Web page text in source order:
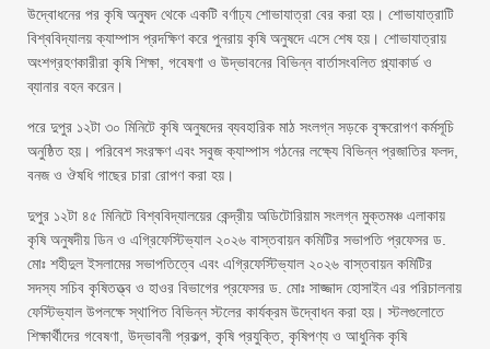
উদ্বোধনের পর কৃষি অনুষদ থেকে একটি বর্ণাঢ্য শোভাযাত্রা বের করা হয়। শোভাযাত্রাটি
বিশ্ববিদ্যালয় ক্যাম্পাস প্রদক্ষিণ করে পুনরায় কৃষি অনুষদে এসে শেষ হয়। শোভাযাত্রায়
অংশগ্রহণকারীরা কৃষি শিক্ষা, গবেষণা ও উদ্ভাবনের বিভিন্ন বার্তাসংবলিত প্ল্যাকার্ড ও
ব্যানার বহন করেন।
পরে দুপুর ১২টা ৩০ মিনিটে কৃষি অনুষদের ব্যবহারিক মাঠ সংলগ্ন সড়কে বৃক্ষরোপণ কর্মসূচি
অনুষ্ঠিত হয়। পরিবেশ সংরক্ষণ এবং সবুজ ক্যাম্পাস গঠনের লক্ষ্যে বিভিন্ন প্রজাতির ফলদ,
বনজ ও ঔষধি গাছের চারা রোপণ করা হয়।
দুপুর ১২টা ৪৫ মিনিটে বিশ্ববিদ্যালয়ের কেন্দ্রীয় অডিটোরিয়াম সংলগ্ন মুক্তমঞ্চ এলাকায়
কৃষি অনুষদীয় ডিন ও এগ্রিফেস্টিভ্যাল ২০২৬ বাস্তবায়ন কমিটির সভাপতি প্রফেসর ড.
মোঃ শহীদুল ইসলামের সভাপতিত্বে এবং এগ্রিফেস্টিভ্যাল ২০২৬ বাস্তবায়ন কমিটির
সদস্য সচিব কৃষিতত্ত্ব ও হাওর বিভাগের প্রফেসর ড. মোঃ সাজ্জাদ হোসাইন এর পরিচালনায়
ফেস্টিভ্যাল উপলক্ষে স্থাপিত বিভিন্ন স্টলের কার্যক্রম উদ্বোধন করা হয়। স্টলগুলোতে
শিক্ষার্থীদের গবেষণা, উদ্ভাবনী প্রকল্প, কৃষি প্রযুক্তি, কৃষিপণ্য ও আধুনিক কৃষি